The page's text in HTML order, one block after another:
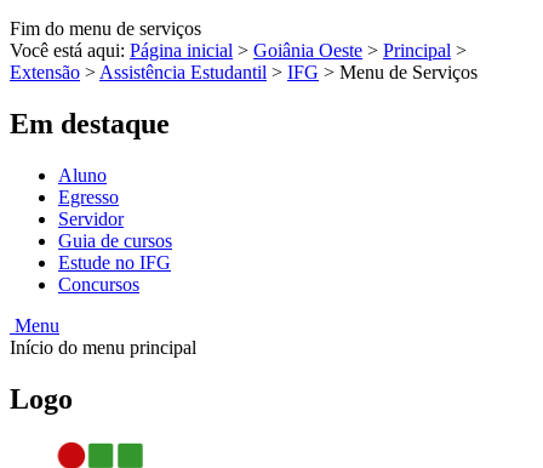
Fim do menu de serviços
Você está aqui: Página inicial > Goiânia Oeste > Principal >
Extensão >Assistência Estudantil > IFG > Menu de Serviços
Em destaque
Aluno
Egresso
Servidor
Guia de cursos
Estude no IFG
Concursos
Menu
Início do menu principal
Logo